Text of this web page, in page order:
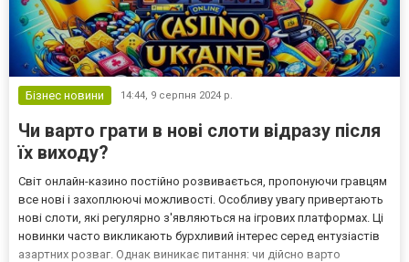
Бізнес новини 14:44, 9 серпня 2024 р.
Чи варто грати в нові слоти відразу після
їх виходу?
Світ онлайн-казино постійно розвивається, пропонуючи гравцям
все нові і захоплюючі можливості. Особливу увагу привертають
нові слоти, які регулярно з'являються на ігрових платформах. Ці
новинки часто викликають бурхливий інтерес серед ентузіастів
азартних розваг. Однак виникає питання: чи дійсно варто